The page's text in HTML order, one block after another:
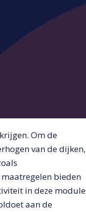
Om de
van de dijken,
bieden
in deze module
aan de